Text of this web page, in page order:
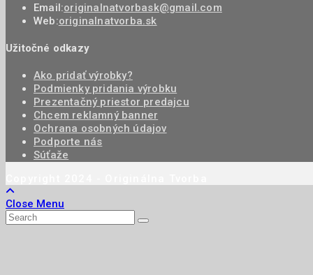
Email:originalnatvorbask@gmail.com
Web:originalnatvorba.sk
Užitočné odkazy
Ako pridať výrobky?
Podmienky pridania výrobku
Prezentačný priestor predajcu
Chcem reklamný banner
Ochrana osobných údajov
Podporte nás
Súťaže
Close Menu